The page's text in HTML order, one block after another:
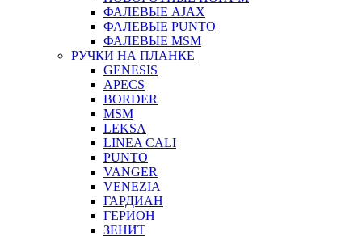
ФАЛЕВЫЕ AJAX
ФАЛЕВЫЕ PUNTO
ФАЛЕВЫЕ MSM
РУЧКИ НА ПЛАНКЕ
GENESIS
APECS
BORDER
MSM
LEKSA
LINEA CALI
PUNTO
VANGER
VENEZIA
ГАРДИАН
ГЕРИОН
ЗЕНИТ